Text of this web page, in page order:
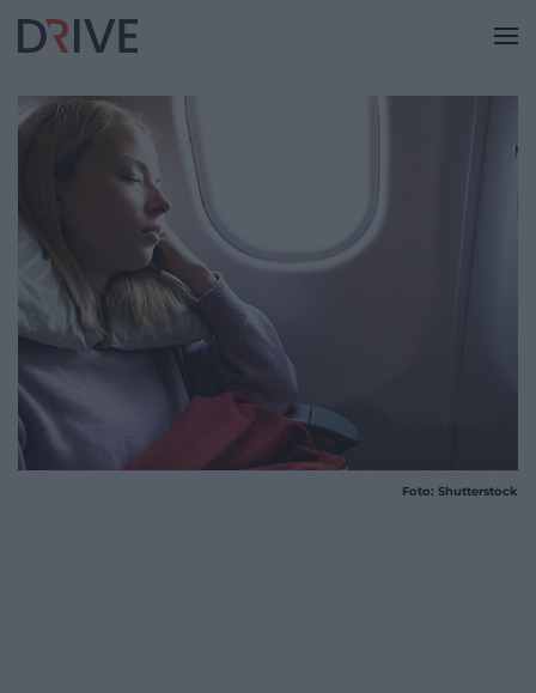
Foto: Shutterstock